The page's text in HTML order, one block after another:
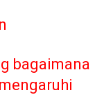
bagaimana